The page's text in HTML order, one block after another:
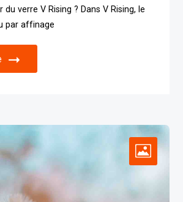
verre V Rising ? Dans V Rising, le
par affinage